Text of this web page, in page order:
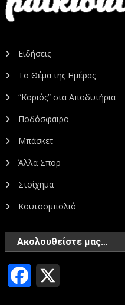
Ειδήσεις
Το Θέμα της Ημέρας
“Κοριός” στα Αποδυτήρια
Ποδόσφαιρο
Μπάσκετ
Άλλα Σπορ
Στοίχημα
Κουτσομπολιό
Ακολουθείστε μας…
Facebook